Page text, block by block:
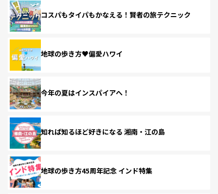
コスパもタイパもかなえる！賢者の旅テクニック
地球の歩き方♥偏愛ハワイ
今年の夏はインスパイアへ！
知れば知るほど好きになる 湘南・江の島
地球の歩き方45周年記念 インド特集